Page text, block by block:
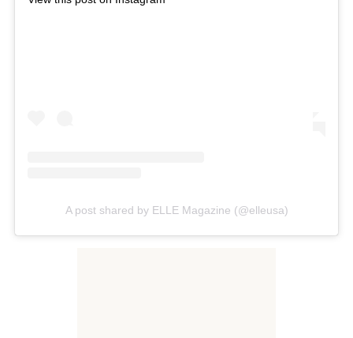
A post shared by ELLE Magazine (@elleusa)